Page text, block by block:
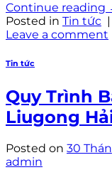
Continue reading
Posted in Tin tức |
Leave a comment
Tin tức
Quy Trình
Liugong
Posted on 30
admin